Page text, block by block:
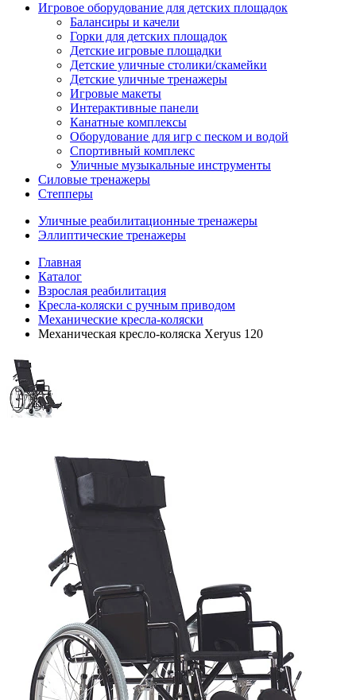
Игровое оборудование для детских площадок
Балансиры и качели
Горки для детских площадок
Детские игровые площадки
Детские уличные столики/скамейки
Детские уличные тренажеры
Игровые макеты
Интерактивные панели
Канатные комплексы
Оборудование для игр с песком и водой
Спортивный комплекс
Уличные музыкальные инструменты
Силовые тренажеры
Степперы
Уличные реабилитационные тренажеры
Эллиптические тренажеры
Главная
Каталог
Взрослая реабилитация
Кресла-коляски с ручным приводом
Механические кресла-коляски
Механическая кресло-коляска Xeryus 120